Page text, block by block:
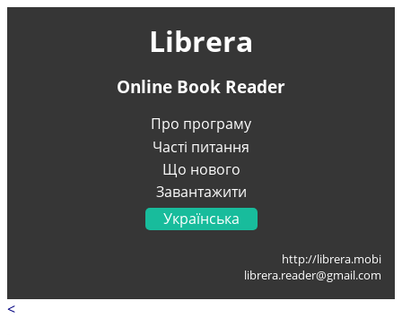
Librera
Online Book Reader
Про програму
Часті питання
Що нового
Завантажити
Українська
http://librera.mobi
librera.reader@gmail.com
<